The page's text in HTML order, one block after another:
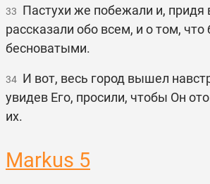
33 Пастухи же побежали и, придя
рассказали обо всем, и о том, что
бесноватыми.
34 И вот, весь город вышел
увидев Его, просили, чтобы Он
их.
Markus 5